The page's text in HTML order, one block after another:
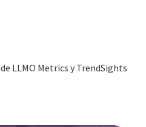
LLMO Metrics y TrendSights